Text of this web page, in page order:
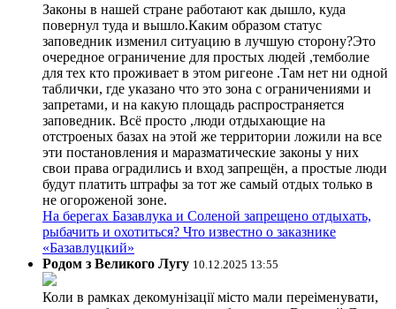
Законы в нашей стране работают как дышло, куда
повернул туда и вышло.Каким образом статус
заповедник изменил ситуацию в лучшую сторону?Это
очередное ограничение для простых людей ,темболие
для тех кто проживает в этом ригеоне .Там нет ни одной
таблички, где указано что это зона с ограничениями и
запретами, и на какую площадь распространяется
заповедник. Всё просто ,люди отдыхающие на
отстроеных базах на этой же территории ложили на все
эти постановления и маразматические законы у них
свои права оградились и вход запрещён, а простые люди
будут платить штрафы за тот же самый отдых только в
не огороженой зоне.
На берегах Базавлука и Соленой запрещено отдыхать,
рыбачить и охотиться? Что известно о заказнике
«Базавлуцкий»
Родом з Великого Лугу 10.12.2025 13:55
Коли в рамках декомунізації місто мали переіменувати,